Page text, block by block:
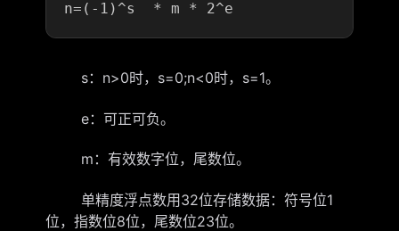
s：n>0时，s=0;n<0时，s=1。
e：可正可负。
m：有效数字位，尾数位。
单精度浮点数用32位存储数据：符号位1
位，指数位8位，尾数位23位。